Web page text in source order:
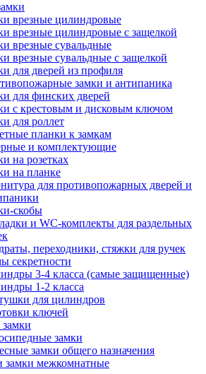
врезные цилиндровые
врезные цилиндровые с защелкой
врезные сувальдные
врезные сувальдные с защелкой
для дверей из профиля
замки и антипаника
для финских дверей
с крестовым и дисковым ключом
для роллет
планки к замкам
и комплектующие
на розетках
на планке
для противопожарных дверей и
скобы
и WC-комплекты для раздельных
переходники, стяжки для ручек
секретности
3-4 класса (самые защищенные)
1-2 класса
для цилиндров
ключей
замки
замки общего назначения
замки межкомнатные